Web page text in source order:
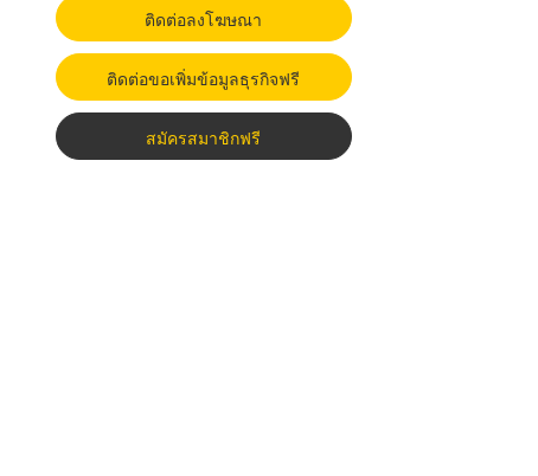
ติดต่อลงโฆษณา
ติดต่อขอเพิ่มข้อมูลธุรกิจฟรี
สมัครสมาชิกฟรี